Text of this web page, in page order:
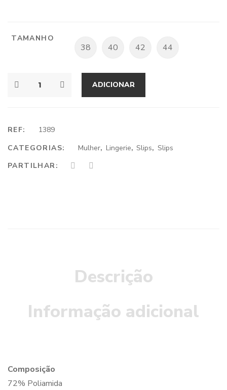
TAMANHO
38 40 42 44
ADICIONAR
REF:
1389
CATEGORIAS:
Mulher, Lingerie,Slips,Slips
PARTILHAR:
Descrição
Informação adicional
Composição
72% Poliamida